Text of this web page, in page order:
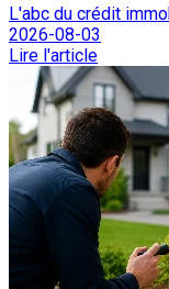
L'abc du crédit
2026-08-03
Lire l'article